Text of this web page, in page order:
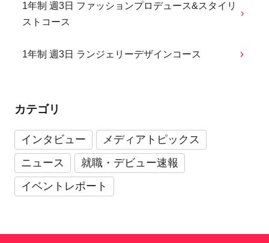
1年制 週3日 ファッションプロデュース&スタイリ
ストコース
1年制 週3日 ランジェリーデザインコース
カテゴリ
インタビュー
メディアトピックス
ニュース
就職・デビュー速報
イベントレポート